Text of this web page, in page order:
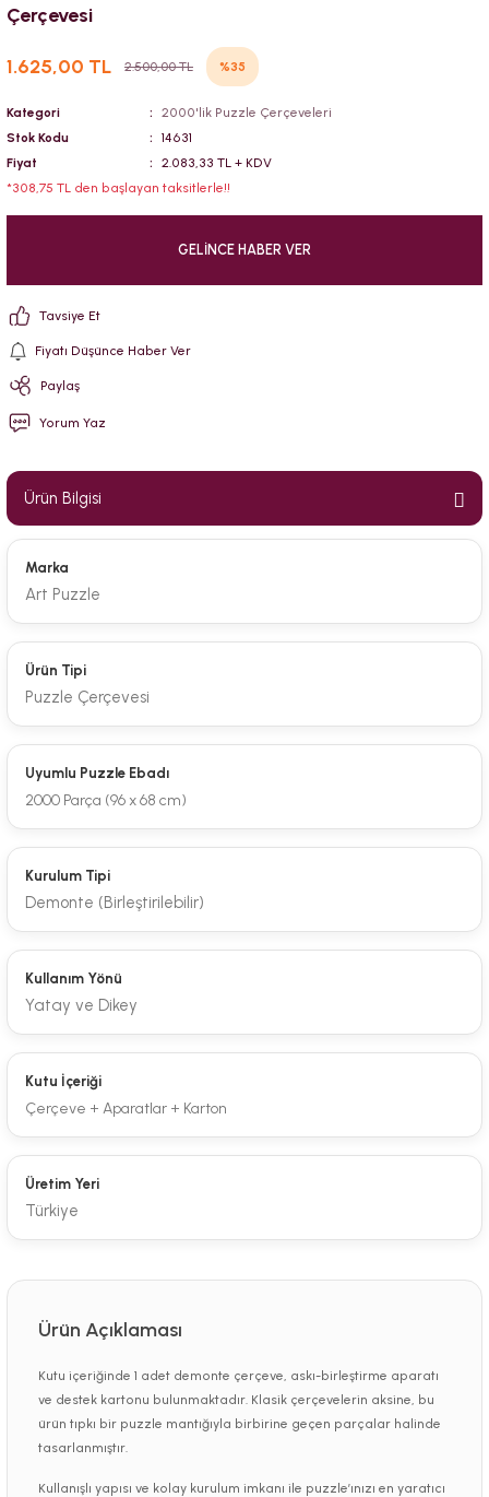
Çerçevesi
1.625,00 TL 2.500,00 TL %35
Kategori
2000'lik Puzzle Çerçeveleri
Stok Kodu
14631
Fiyat
2.083,33 TL + KDV
*308,75 TL den başlayan taksitlerle!!
GELINCE HABER VER
Tavsiye Et
Fiyatı Düşünce Haber Ver
Paylaş
Yorum Yaz
Ürün Bilgisi
Marka
Art Puzzle
Ürün Tipi
Puzzle Çerçevesi
Uyumlu Puzzle Ebadı
2000 Parça (96 x 68 cm)
Kurulum Tipi
Demonte (Birleştirilebilir)
Kullanım Yönü
Yatay ve Dikey
Kutu İçeriği
Çerçeve + Aparatlar + Karton
Üretim Yeri
Türkiye
Ürün Açıklaması
Kutu içeriğinde 1 adet demonte çerçeve, askı-birleştirme aparatı
ve destek kartonu bulunmaktadır. Klasik çerçevelerin aksine, bu
ürün tıpkı bir puzzle mantığıyla birbirine geçen parçalar halinde
tasarlanmıştır.
Kullanışlı yapısı ve kolay kurulum imkanı ile puzzle’ınızı en yaratıcı